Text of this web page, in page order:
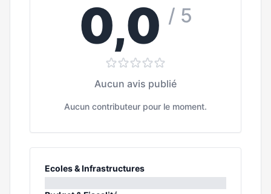
0,0 / 5
Aucun avis publié
Aucun contributeur pour le moment.
Ecoles & Infrastructures